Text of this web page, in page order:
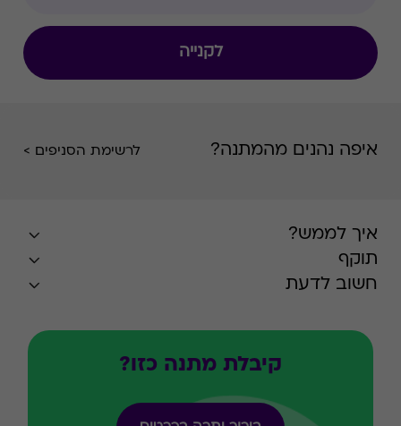
לקנייה
איפה נהנים מהמתנה? לרשימת הסניפים >
איך לממש?
תוקף
חשוב לדעת
קיבלת מתנה כזו?